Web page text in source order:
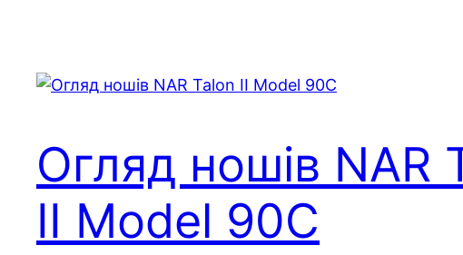
Огляд ношів NAR
II Model 90C